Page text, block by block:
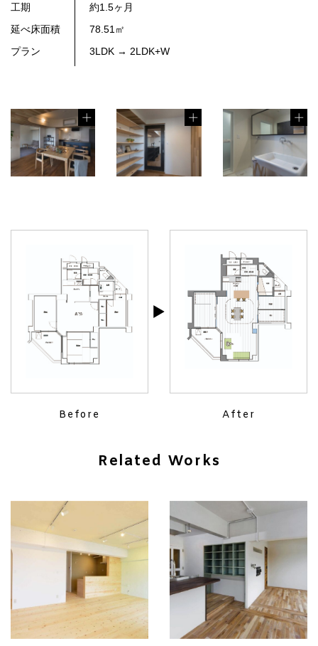
工期
約1.5ヶ月
延べ床面積
78.51㎡
プラン
3LDK → 2LDK+W
Before After
Related Works